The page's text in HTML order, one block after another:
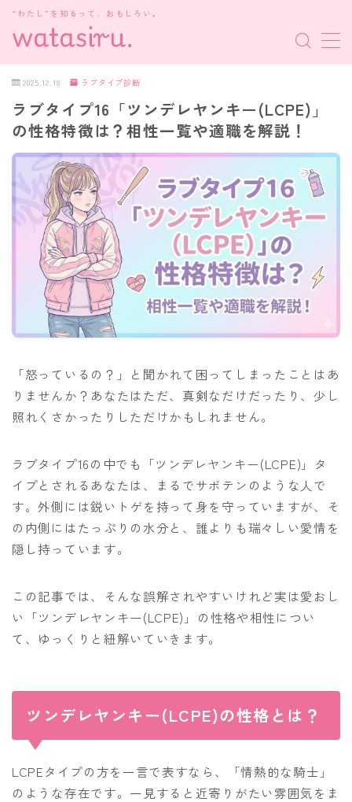
“わたし”を知るって、おもしろい。
MENU
MBTI診断
HSP・HSE
新着記事
2025.12.18 ラブタイプ診断
ラブタイプ16「ツンデレヤンキー(LCPE)」
の性格特徴は？相性一覧や適職を解説！
「怒っているの？」と聞かれて困ってしまったことはあ
りませんか？あなたはただ、真剣なだけだったり、少し
照れくさかったりしただけかもしれません。
ラブタイプ16の中でも「ツンデレヤンキー(LCPE)」タ
イプとされるあなたは、まるでサボテンのような人で
す。外側には鋭いトゲを持って身を守っていますが、そ
の内側にはたっぷりの水分と、誰よりも瑞々しい愛情を
隠し持っています。
この記事では、そんな誤解されやすいけれど実は愛おし
い「ツンデレヤンキー(LCPE)」の性格や相性につい
て、ゆっくりと紐解いていきます。
ツンデレヤンキー(LCPE)の性格とは？
LCPEタイプの方を一言で表すなら、「情熱的な騎士」
のような存在です。一見すると近寄りがたい雰囲気をま